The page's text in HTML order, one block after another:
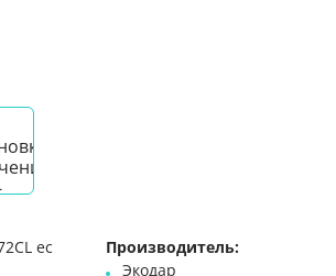
ec
Производитель:
Экодар